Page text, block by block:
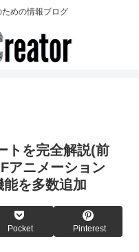
めの情報ブログ
トを完全解説(前
アニメーション
を多数追加
Pocket Pinterest